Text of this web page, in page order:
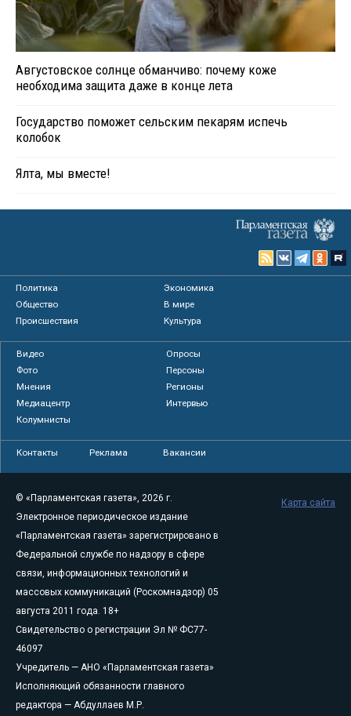
Августовское солнце обманчиво: почему коже
необходима защита даже в конце лета
Государство поможет сельским пекарям испечь
колобок
Ялта, мы вместе!
Политика
Экономика
Общество
В мире
Происшествия
Культура
Видео
Опросы
Фото
Персоны
Мнения
Регионы
Медиацентр
Интервью
Колумнисты
Контакты Реклама Вакансии
© «Парламентская газета», 2026 г.
Электронное периодическое издание
«Парламентская газета» зарегистрировано в
Федеральной службе по надзору в сфере
связи, информационных технологий и
массовых коммуникаций (Роскомнадзор) 05
августа 2011 года. 18+
Свидетельство о регистрации Эл № ФС77-
46097
Учредитель — АНО «Парламентская газета»
Исполняющий обязанности главного
редактора — Абдуллаев М.Р.
Карта сайта